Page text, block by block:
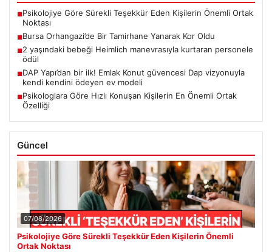
■Psikolojiye Göre Sürekli Teşekkür Eden Kişilerin Önemli Ortak
Noktası
■Bursa Orhangazi’de Bir Tamirhane Yanarak Kor Oldu
■2 yaşındaki bebeği Heimlich manevrasıyla kurtaran personele
ödül
■DAP Yapı’dan bir ilk! Emlak Konut güvencesi Dap vizyonuyla
kendi kendini ödeyen ev modeli
■Psikologlara Göre Hızlı Konuşan Kişilerin En Önemli Ortak
Özelliği
Güncel
07/08/2026
Psikolojiye Göre Sürekli Teşekkür Eden Kişilerin Önemli
Ortak Noktası